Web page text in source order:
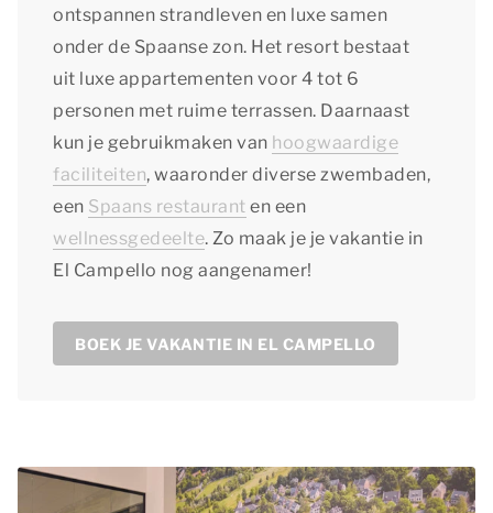
ontspannen strandleven en luxe samen
onder de Spaanse zon. Het resort bestaat
uit luxe appartementen voor 4 tot 6
personen met ruime terrassen. Daarnaast
kun je gebruikmaken van hoogwaardige
faciliteiten, waaronder diverse zwembaden,
een Spaans restaurant en een
wellnessgedeelte. Zo maak je je vakantie in
El Campello nog aangenamer!
BOEK JE VAKANTIE IN EL CAMPELLO